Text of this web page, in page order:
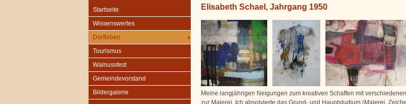
Startseite
Wissenswertes
Dorfleben
Tourismus
Walnussfest
Gemeindevorstand
Bildergalerie
Elisabeth Schael, Jahrgang 1950
Meine langjährigen Neigungen zum kreativen Schaffen mit